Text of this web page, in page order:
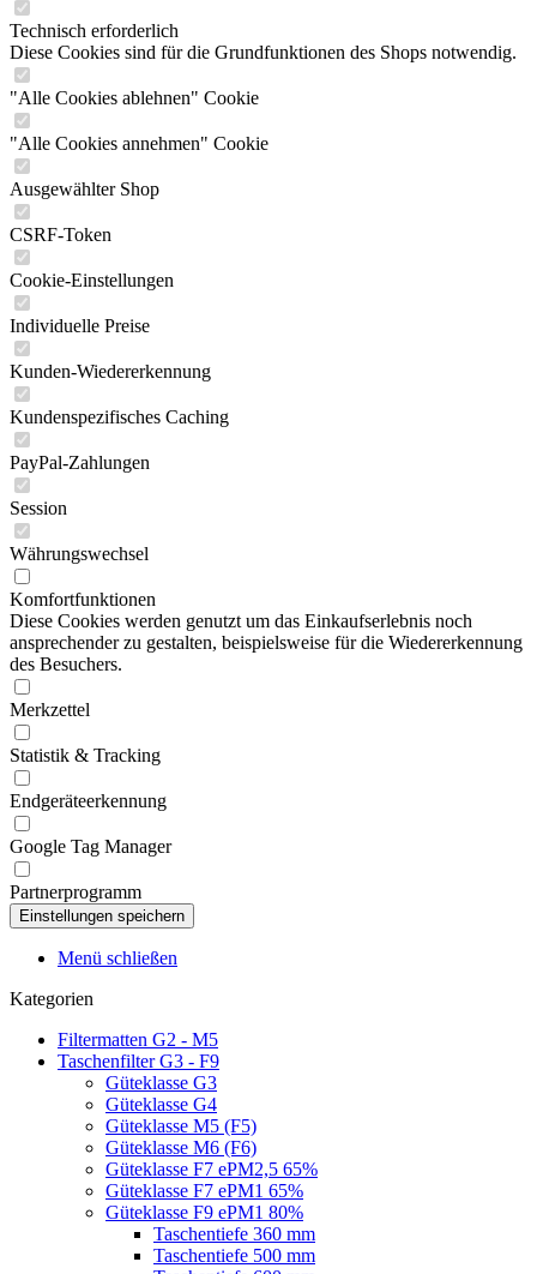
Technisch erforderlich
Diese Cookies sind für die Grundfunktionen des Shops notwendig.
"Alle Cookies ablehnen" Cookie
"Alle Cookies annehmen" Cookie
Ausgewählter Shop
CSRF-Token
Cookie-Einstellungen
Individuelle Preise
Kunden-Wiedererkennung
Kundenspezifisches Caching
PayPal-Zahlungen
Session
Währungswechsel
Komfortfunktionen
Diese Cookies werden genutzt um das Einkaufserlebnis noch
ansprechender zu gestalten, beispielsweise für die Wiedererkennung
des Besuchers.
Merkzettel
Statistik & Tracking
Endgeräteerkennung
Google Tag Manager
Partnerprogramm
Menü schließen
Kategorien
Filtermatten G2 - M5
Taschenfilter G3 - F9
Güteklasse G3
Güteklasse G4
Güteklasse M5 (F5)
Güteklasse M6 (F6)
Güteklasse F7 ePM2,5 65%
Güteklasse F7 ePM1 65%
Güteklasse F9 ePM1 80%
Taschentiefe 360 mm
Taschentiefe 500 mm